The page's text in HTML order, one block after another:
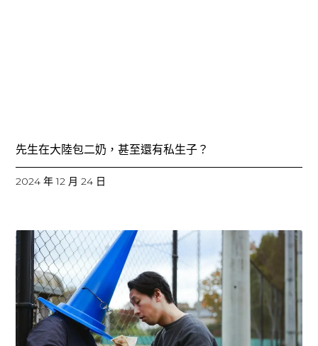
先生在大陸包二奶，甚至還有私生子？
2024 年 12 月 24 日